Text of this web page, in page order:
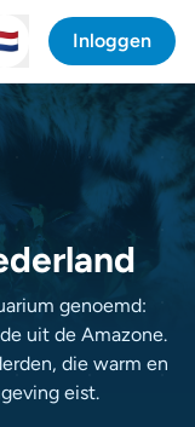
Inloggen
genoemd:
uit de Amazone.
die warm en
eist.